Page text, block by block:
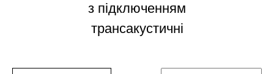
з підключенням
трансакустичні